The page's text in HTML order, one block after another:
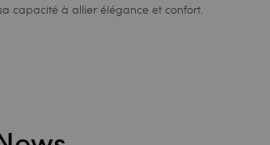
capacité à allier élégance et confort.